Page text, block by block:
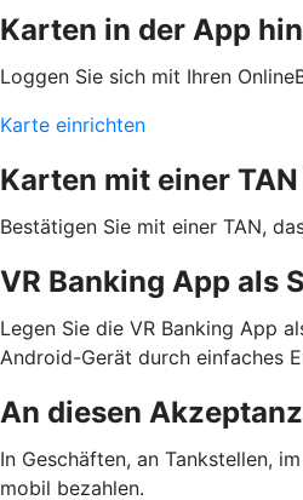
Karten in der App
Loggen Sie sich mit Ihren
Karte einrichten
Karten mit einer
Bestätigen Sie mit einer TAN,
VR Banking App als
Legen Sie die VR Banking App
Android-Gerät durch einfaches
An diesen
In Geschäften, an Tankstellen,
mobil bezahlen.